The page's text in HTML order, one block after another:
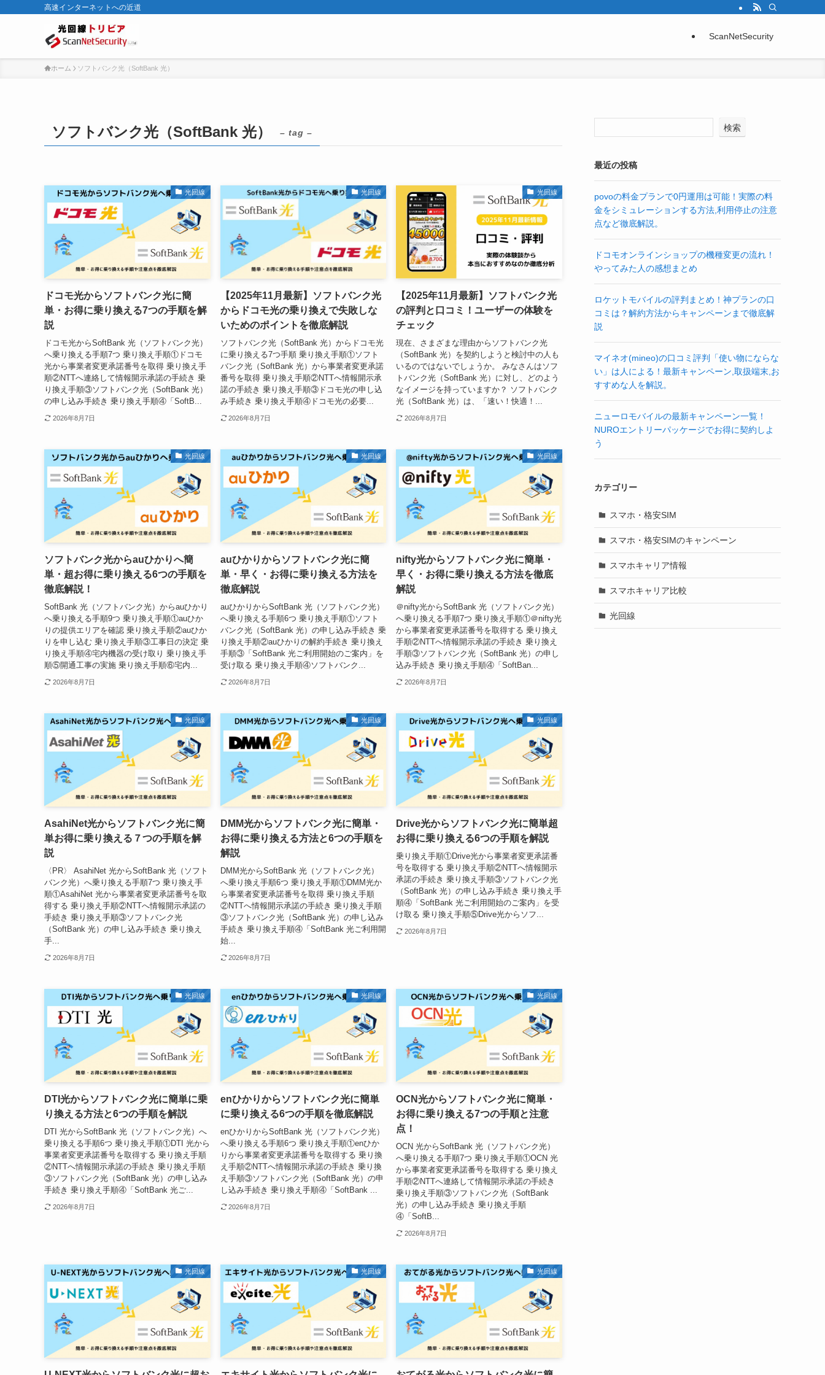
高速インターネットへの近道
ScanNetSecurity
ホーム ソフトバンク光（SoftBank 光）
ソフトバンク光（SoftBank 光） – tag –
光回線
ドコモ光からソフトバンク光に簡
単・お得に乗り換える7つの手順を解
説
ドコモ光からSoftBank 光（ソフトバンク光）
へ乗り換える手順7つ 乗り換え手順①ドコモ
光から事業者変更承諾番号を取得 乗り換え手
順②NTTへ連絡して情報開示承諾の手続き 乗
り換え手順③ソフトバンク光（SoftBank 光）
の申し込み手続き 乗り換え手順④「SoftB...
2026年8月7日
光回線
【2025年11月最新】ソフトバンク光
からドコモ光の乗り換えで失敗しな
いためのポイントを徹底解説
ソフトバンク光（SoftBank 光）からドコモ光
に乗り換える7つ手順 乗り換え手順①ソフト
バンク光（SoftBank 光）から事業者変更承諾
番号を取得 乗り換え手順②NTTへ情報開示承
諾の手続き 乗り換え手順③ドコモ光の申し込
み手続き 乗り換え手順④ドコモ光の必要...
2026年8月7日
光回線
【2025年11月最新】ソフトバンク光
の評判と口コミ！ユーザーの体験を
チェック
現在、さまざまな理由からソフトバンク光
（SoftBank 光）を契約しようと検討中の人も
いるのではないでしょうか。 みなさんはソフ
トバンク光（SoftBank 光）に対し、どのよう
なイメージを持っていますか？ ソフトバンク
光（SoftBank 光）は、「速い！快適！...
2026年8月7日
光回線
ソフトバンク光からauひかりへ簡
単・超お得に乗り換える6つの手順を
徹底解説！
SoftBank 光（ソフトバンク光）からauひかり
へ乗り換える手順9つ 乗り換え手順①auひか
りの提供エリアを確認 乗り換え手順②auひか
りを申し込む 乗り換え手順③工事日の決定 乗
り換え手順④宅内機器の受け取り 乗り換え手
順⑤開通工事の実施 乗り換え手順⑥宅内...
2026年8月7日
光回線
auひかりからソフトバンク光に簡
単・早く・お得に乗り換える方法を
徹底解説
auひかりからSoftBank 光（ソフトバンク光）
へ乗り換える手順6つ 乗り換え手順①ソフト
バンク光（SoftBank 光）の申し込み手続き 乗
り換え手順②auひかりの解約手続き 乗り換え
手順③「SoftBank 光ご利用開始のご案内」を
受け取る 乗り換え手順④ソフトバンク...
2026年8月7日
光回線
nifty光からソフトバンク光に簡単・
早く・お得に乗り換える方法を徹底
解説
＠nifty光からSoftBank 光（ソフトバンク光）
へ乗り換える手順7つ 乗り換え手順①＠nifty光
から事業者変更承諾番号を取得する 乗り換え
手順②NTTへ情報開示承諾の手続き 乗り換え
手順③ソフトバンク光（SoftBank 光）の申し
込み手続き 乗り換え手順④「SoftBan...
2026年8月7日
光回線
AsahiNet光からソフトバンク光に簡
単お得に乗り換える７つの手順を解
説
〈PR〉 AsahiNet 光からSoftBank 光（ソフト
バンク光）へ乗り換える手順7つ 乗り換え手
順①AsahiNet 光から事業者変更承諾番号を取
得する 乗り換え手順②NTTへ情報開示承諾の
手続き 乗り換え手順③ソフトバンク光
（SoftBank 光）の申し込み手続き 乗り換え
手...
2026年8月7日
光回線
DMM光からソフトバンク光に簡単・
お得に乗り換える方法と6つの手順を
解説
DMM光からSoftBank 光（ソフトバンク光）
へ乗り換え手順6つ 乗り換え手順①DMM光か
ら事業者変更承諾番号を取得 乗り換え手順
②NTTへ情報開示承諾の手続き 乗り換え手順
③ソフトバンク光（SoftBank 光）の申し込み
手続き 乗り換え手順④「SoftBank 光ご利用開
始...
2026年8月7日
光回線
Drive光からソフトバンク光に簡単超
お得に乗り換える6つの手順を解説
乗り換え手順①Drive光から事業者変更承諾番
号を取得する 乗り換え手順②NTTへ情報開示
承諾の手続き 乗り換え手順③ソフトバンク光
（SoftBank 光）の申し込み手続き 乗り換え手
順④「SoftBank 光ご利用開始のご案内」を受
け取る 乗り換え手順⑤Drive光からソフ...
2026年8月7日
光回線
DTI光からソフトバンク光に簡単に乗
り換える方法と6つの手順を解説
DTI 光からSoftBank 光（ソフトバンク光）へ
乗り換える手順6つ 乗り換え手順①DTI 光から
事業者変更承諾番号を取得する 乗り換え手順
②NTTへ情報開示承諾の手続き 乗り換え手順
③ソフトバンク光（SoftBank 光）の申し込み
手続き 乗り換え手順④「SoftBank 光ご...
2026年8月7日
光回線
enひかりからソフトバンク光に簡単
に乗り換える6つの手順を徹底解説
enひかりからSoftBank 光（ソフトバンク光）
へ乗り換える手順6つ 乗り換え手順①enひか
りから事業者変更承諾番号を取得する 乗り換
え手順②NTTへ情報開示承諾の手続き 乗り換
え手順③ソフトバンク光（SoftBank 光）の申
し込み手続き 乗り換え手順④「SoftBank ...
2026年8月7日
光回線
OCN光からソフトバンク光に簡単・
お得に乗り換える7つの手順と注意
点！
OCN 光からSoftBank 光（ソフトバンク光）
へ乗り換える手順7つ 乗り換え手順①OCN 光
から事業者変更承諾番号を取得する 乗り換え
手順②NTTへ連絡して情報開示承諾の手続き
乗り換え手順③ソフトバンク光（SoftBank
光）の申し込み手続き 乗り換え手順
④「SoftB...
2026年8月7日
光回線 光回線 光回線
検索
最近の投稿
povoの料金プランで0円運用は可能！実際の料
金をシミュレーションする方法,利用停止の注意
点など徹底解説。
ドコモオンラインショップの機種変更の流れ！
やってみた人の感想まとめ
ロケットモバイルの評判まとめ！神プランの口
コミは？解約方法からキャンペーンまで徹底解
説
マイネオ(mineo)の口コミ評判「使い物にならな
い」は人による！最新キャンペーン,取扱端末,お
すすめな人を解説。
ニューロモバイルの最新キャンペーン一覧！
NUROエントリーパッケージでお得に契約しよ
う
カテゴリー
スマホ・格安SIM
スマホ・格安SIMのキャンペーン
スマホキャリア情報
スマホキャリア比較
光回線